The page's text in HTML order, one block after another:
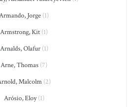
Jorge (1)
Armstrong, Kit (1)
Arnalds, Olafur(1)
Arne, Thomas (7)
Malcolm (2)
Arósio, Eloy(1)